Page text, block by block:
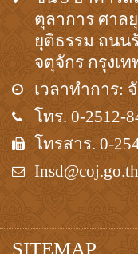
ตุลาการ ศาล
ยุติธรรม ถนน
จตุจักร กรุงเท
เวลาทำการ:
โทร. 0-2512-
โทรสาร. 0-
Insd@coj.go.th
SITEMAP